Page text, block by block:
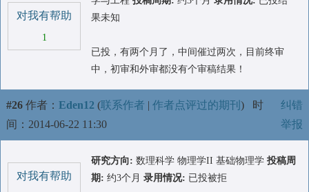
对我有帮助
1
果未知
已投，有两个月了，中间催过两次，目前终审
中，初审和外审都没有个审稿结果！
#26 作者： Eden12 (联系作者 | 作者点评过的期刊 ) 时
间：2014-06-22 11:30
纠错
举报
对我有帮助
研究方向: 数理科学 物理学II 基础物理学 投稿周
期: 约3个月 录用情况: 已投被拒